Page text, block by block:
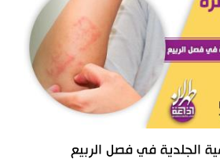
الجلدية في فصل الربيع